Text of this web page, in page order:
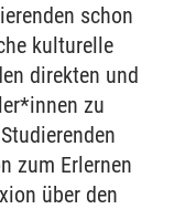
schon
kulturelle
direkten und
zu
zum Erlernen
über den